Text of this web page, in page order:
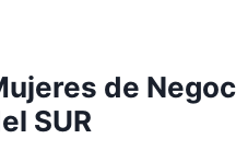
de
SUR